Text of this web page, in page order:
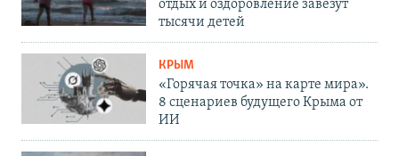
отдых и оздоровление завезут
тысячи детей
КРЫМ
«Горячая точка» на карте мира».
8 сценариев будущего Крыма от
ИИ